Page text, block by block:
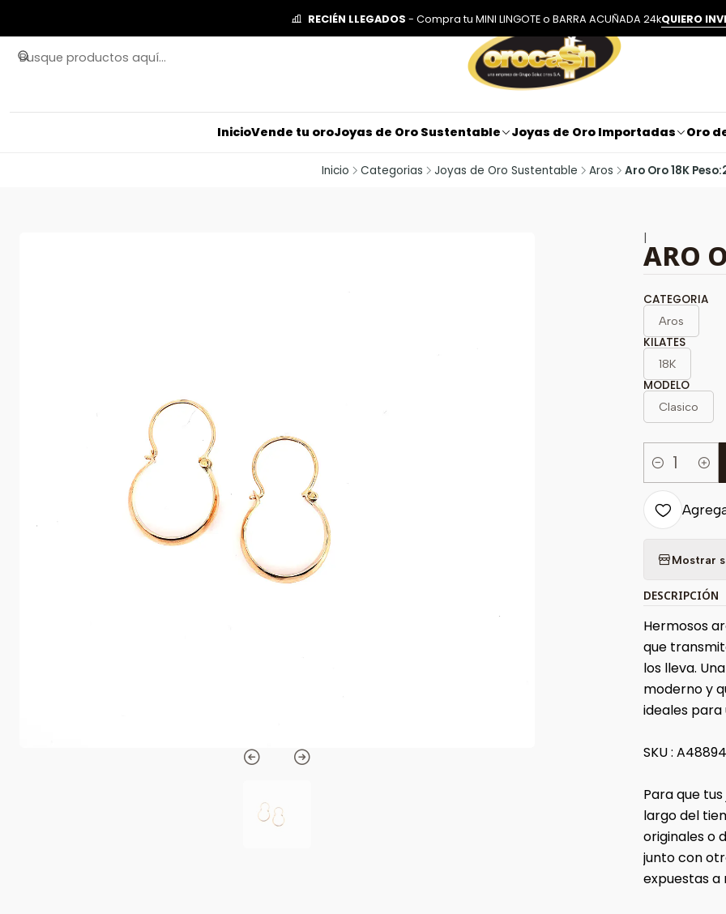
InicioVende tu oroJoyas de Oro Sustentable Joyas de Oro Importadas Oro
RECIÉN LLEGADOS - Compra tu MINI LINGOTE o BARRA ACUÑADA 24kQUIERO
Inicio Categorias Joyas de Oro Sustentable Aros Aro Oro 18K
|
ARO
CATEGORIA
Aros
KILATES
18K
MODELO
Clasico
Cantidad
Mostrar
DESCRIPCIÓN
Hermosos
que
los lleva.
moderno y
ideales para
SKU :
Para que
largo del
originales o
junto con
expuestas a